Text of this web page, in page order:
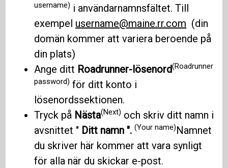
username) i användarnamnsfältet. Till
exempel username@maine.rr.com (din
domän kommer att variera beroende på
din plats)
Ange ditt Roadrunner-lösenord(Roadrunner
password) för ditt konto i
lösenordssektionen.
Tryck på Nästa(Next) och skriv ditt namn i
avsnittet " Ditt namn ".(Your name)Namnet
du skriver här kommer att vara synligt
för alla när du skickar e-post.